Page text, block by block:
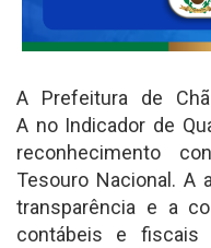
A Prefeitura de
A no Indicador de
reconhecimento
Tesouro Nacional. A
transparência e a
contábeis e fiscais